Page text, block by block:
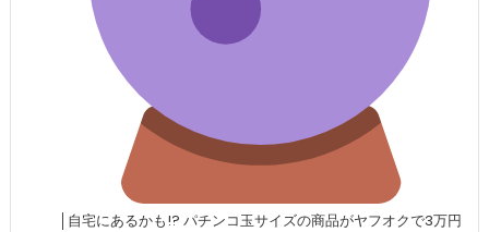
│自宅にあるかも!? パチンコ玉サイズの商品がヤフオクで3万円